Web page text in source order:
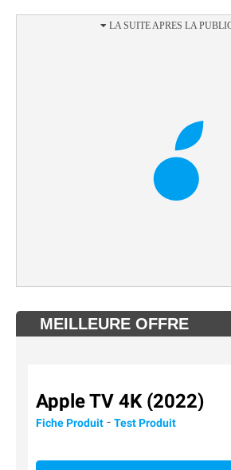
MEILLEURE OFFRE
Apple TV 4K (2022)
Fiche Produit - Test Produit